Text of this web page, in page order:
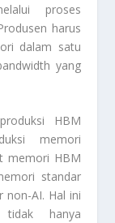
proses
harus
dalam satu
yang
HBM
memori
memori HBM
standar
non-AI. Hal ini
tidak hanya